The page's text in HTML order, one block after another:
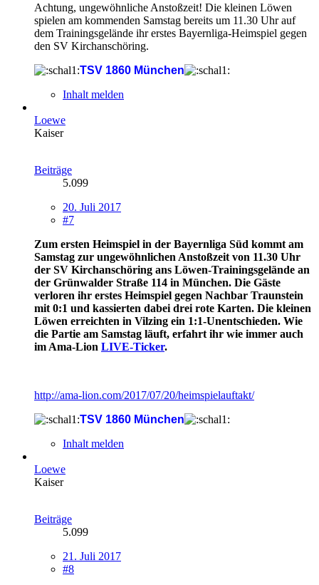
Achtung, ungewöhnliche Anstoßzeit! Die kleinen Löwen
spielen am kommenden Samstag bereits um 11.30 Uhr auf
dem Trainingsgelände ihr erstes Bayernliga-Heimspiel gegen
den SV Kirchanschöring.
TSV 1860 München
Inhalt melden
Loewe
Kaiser
Beiträge
5.099
20. Juli 2017
#7
Zum ersten Heimspiel in der Bayernliga Süd kommt am
Samstag zur ungewöhnlichen Anstoßzeit von 11.30 Uhr
der SV Kirchanschöring ans Löwen-Trainingsgelände an
der Grünwalder Straße 114 in München. Die Gäste
verloren ihr erstes Heimspiel gegen Nachbar Traunstein
mit 0:1 und kassierten dabei drei rote Karten. Die kleinen
Löwen erreichten in Vilzing ein 1:1-Unentschieden. Wie
die Partie am Samstag läuft, erfahrt ihr wie immer auch
im Ama-Lion LIVE-Ticker.
http://ama-lion.com/2017/07/20/heimspielauftakt/
TSV 1860 München
Inhalt melden
Loewe
Kaiser
Beiträge
5.099
21. Juli 2017
#8